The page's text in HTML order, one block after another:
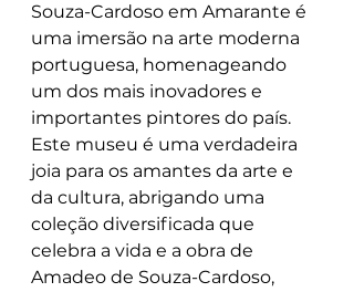
Souza-Cardoso em Amarante é
uma imersão na arte moderna
portuguesa, homenageando
um dos mais inovadores e
importantes pintores do país.
Este museu é uma verdadeira
joia para os amantes da arte e
da cultura, abrigando uma
coleção diversificada que
celebra a vida e a obra de
Amadeo de Souza-Cardoso,